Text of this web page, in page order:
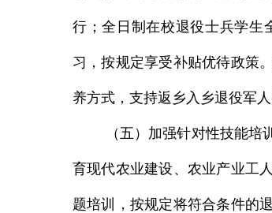
行；全日制在校退役士兵学生
习，按规定享受补贴优待政策
养方式，支持返乡入乡退役军人
（五）加强针对性技能培
育现代农业建设、农业产业工
题培训，按规定将符合条件的